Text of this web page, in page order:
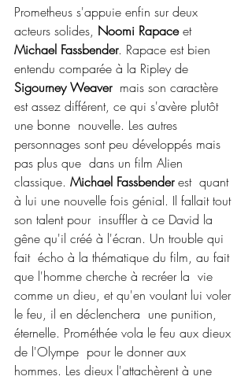
Prometheus s'appuie enfin sur deux
acteurs solides, Noomi Rapace et
Michael Fassbender. Rapace est bien
entendu comparée à la Ripley de
Sigourney Weaver
  mais son caractère
est assez différent, ce qui s'avère plutôt
une bonne  nouvelle. Les autres
personnages sont peu développés mais
pas plus que  dans un film Alien
classique. Michael Fassbender est  quant
à lui une nouvelle fois génial. Il fallait tout
son talent pour  insuffler à ce David la
gêne qu'il créé à l'écran. Un trouble qui
fait  écho à la thématique du film, au fait
que l'homme cherche à recréer la  vie
comme un dieu, et qu'en voulant lui voler
le feu, il en déclenchera  une punition,
éternelle. Prométhée vola le feu aux dieux
de l'Olympe  pour le donner aux
hommes. Les dieux l'attachèrent à une